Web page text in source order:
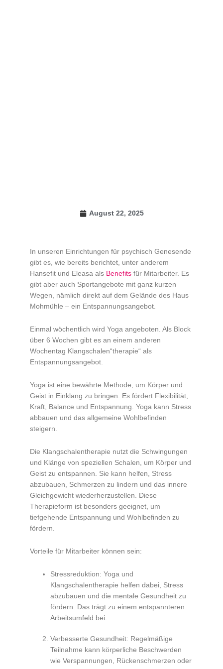
August 22, 2025
In unseren Einrichtungen für psychisch Genesende
gibt es, wie bereits berichtet, unter anderem
Hansefit und Eleasa als Benefits für Mitarbeiter. Es
gibt aber auch Sportangebote mit ganz kurzen
Wegen, nämlich direkt auf dem Gelände des Haus
Mohmühle – ein Entspannungsangebot.
Einmal wöchentlich wird Yoga angeboten. Als Block
über 6 Wochen gibt es an einem anderen
Wochentag Klangschalen“therapie“ als
Entspannungsangebot.
Yoga ist eine bewährte Methode, um Körper und
Geist in Einklang zu bringen. Es fördert Flexibilität,
Kraft, Balance und Entspannung. Yoga kann Stress
abbauen und das allgemeine Wohlbefinden
steigern.
Die Klangschalentherapie nutzt die Schwingungen
und Klänge von speziellen Schalen, um Körper und
Geist zu entspannen. Sie kann helfen, Stress
abzubauen, Schmerzen zu lindern und das innere
Gleichgewicht wiederherzustellen. Diese
Therapieform ist besonders geeignet, um
tiefgehende Entspannung und Wohlbefinden zu
fördern.
Vorteile für Mitarbeiter können sein:
Stressreduktion: Yoga und
Klangschalentherapie helfen dabei, Stress
abzubauen und die mentale Gesundheit zu
fördern. Das trägt zu einem entspannteren
Arbeitsumfeld bei.
Verbesserte Gesundheit: Regelmäßige
Teilnahme kann körperliche Beschwerden
wie Verspannungen, Rückenschmerzen oder